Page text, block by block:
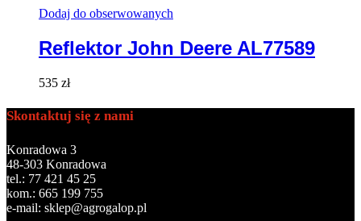
Dodaj do obserwowanych
Reflektor John Deere AL77589
535 zł
Skontaktuj się z nami
Konradowa 3
48-303 Konradowa
tel.: 77 421 45 25
kom.: 665 199 755
e-mail: sklep@agrogalop.pl